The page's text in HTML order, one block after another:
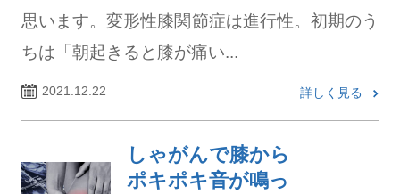
思います。変形性膝関節症は進行性。初期のう
ちは「朝起きると膝が痛い...
2021.12.22 詳しく見る
しゃがんで膝から
ポキポキ音が鳴っ